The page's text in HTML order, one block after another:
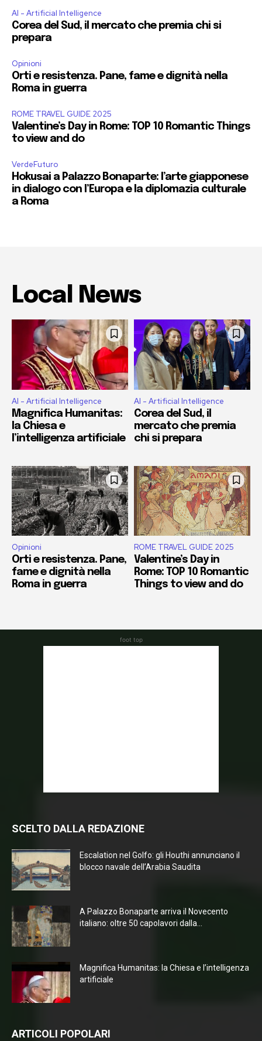
foot top
SCELTO DALLA REDAZIONE
Escalation nel Golfo: gli Houthi annunciano il
blocco navale dell’Arabia Saudita
A Palazzo Bonaparte arriva il Novecento
italiano: oltre 50 capolavori dalla...
Magnifica Humanitas: la Chiesa e l’intelligenza
artificiale
ARTICOLI POPOLARI